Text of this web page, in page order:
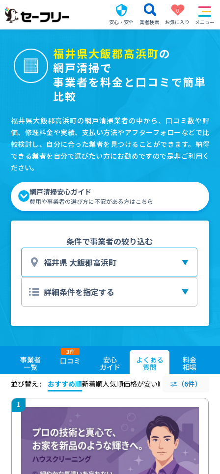
安心・安全 業者検索
0
お気に入り
メニュー
福井県大飯郡高浜町の
網戸清掃で
事業者を料金と口コミで簡単
比較
福井県大飯郡高浜町の網戸清掃業者の中から、口コミ数や評
価、修理料金や実績、支払い方法やアフターフォローなどで比
較検討し、自分に合った業者を見つけることができます。納得
できる業者を自分で選びたい方にお勧めですので是非ご利用く
ださい。
網戸清掃安心ガイド
費用や事業者の選び方に不安がある方はこちら
条件で事業者の絞り込む
事業者
一覧
口コミ
3件
安心
ガイド
よくある
質問
料金
相場
並び替え :
おすすめ順新着順人気順価格が安い順 評価が高い順
（6件）
1